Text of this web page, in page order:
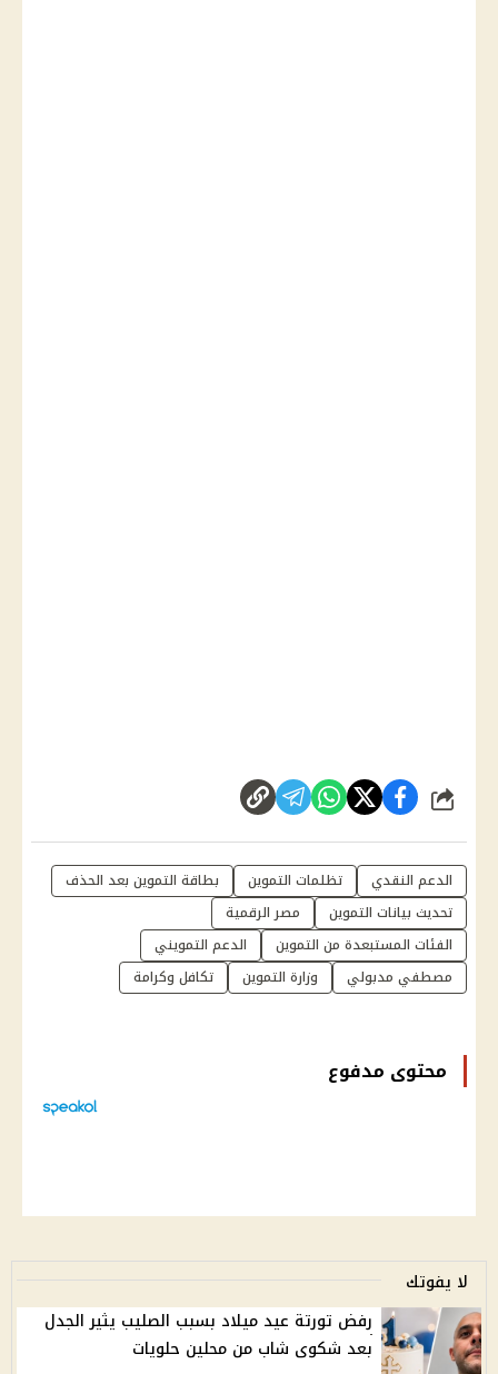
شارك
الدعم النقدي تظلمات التموين
بطاقة التموين بعد الحذف
تحديث بيانات التموين
مصر الرقمية
الفئات المستبعدة من التموين
الدعم التمويني
مصطفي مدبولي
وزارة التموين تكافل وكرامة
محتوى مدفوع
لا يفوتك
رفض تورتة عيد ميلاد بسبب الصليب يثير الجدل
بعد شكوى شاب من محلين حلويات